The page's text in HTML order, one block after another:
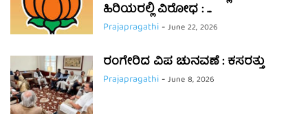
ಹಿರಿಯರಲ್ಲಿ ವಿರೋಧ : ...
Prajapragathi-June 22, 2026
ರಂಗೇರಿದ ವಿಪ ಚುನವಣೆ : ಕಸರತ್ತು
Prajapragathi-June 8, 2026